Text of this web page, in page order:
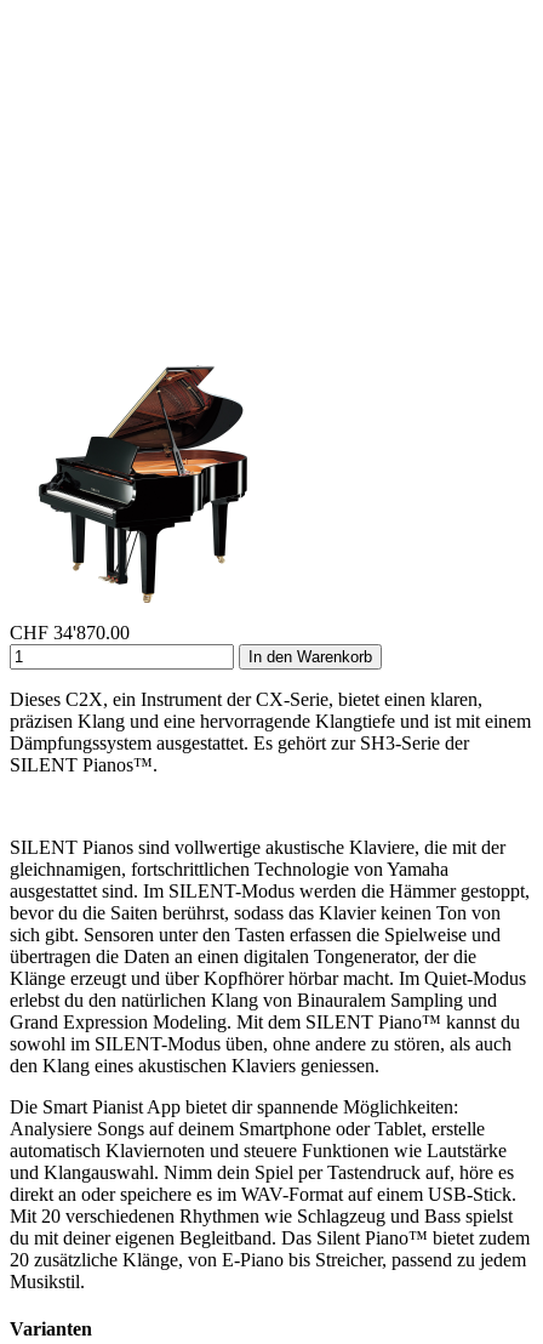
CHF 34'870.00
In den Warenkorb
Dieses C2X, ein Instrument der CX-Serie, bietet einen klaren,
präzisen Klang und eine hervorragende Klangtiefe und ist mit einem
Dämpfungssystem ausgestattet. Es gehört zur SH3-Serie der
SILENT Pianos™.
SILENT Pianos sind vollwertige akustische Klaviere, die mit der
gleichnamigen, fortschrittlichen Technologie von Yamaha
ausgestattet sind. Im SILENT-Modus werden die Hämmer gestoppt,
bevor du die Saiten berührst, sodass das Klavier keinen Ton von
sich gibt. Sensoren unter den Tasten erfassen die Spielweise und
übertragen die Daten an einen digitalen Tongenerator, der die
Klänge erzeugt und über Kopfhörer hörbar macht. Im Quiet-Modus
erlebst du den natürlichen Klang von Binauralem Sampling und
Grand Expression Modeling. Mit dem SILENT Piano™ kannst du
sowohl im SILENT-Modus üben, ohne andere zu stören, als auch
den Klang eines akustischen Klaviers geniessen.
Die Smart Pianist App bietet dir spannende Möglichkeiten:
Analysiere Songs auf deinem Smartphone oder Tablet, erstelle
automatisch Klaviernoten und steuere Funktionen wie Lautstärke
und Klangauswahl. Nimm dein Spiel per Tastendruck auf, höre es
direkt an oder speichere es im WAV-Format auf einem USB-Stick.
Mit 20 verschiedenen Rhythmen wie Schlagzeug und Bass spielst
du mit deiner eigenen Begleitband. Das Silent Piano™ bietet zudem
20 zusätzliche Klänge, von E-Piano bis Streicher, passend zu jedem
Musikstil.
Varianten